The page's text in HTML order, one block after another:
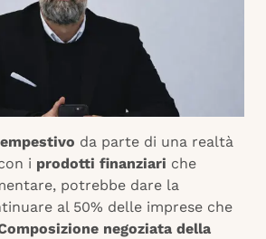
da parte di una realtà
i prodotti finanziari che
potrebbe dare la
al 50% delle imprese che
negoziata della